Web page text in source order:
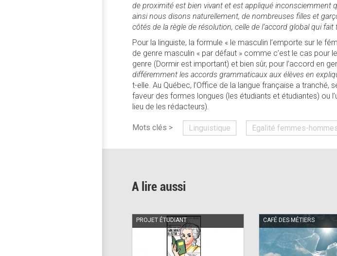
de proximité est bien vivant et est appliqué inconsciemment
ainsi nous disons naturellement, de nombreuses filles et
côtés de la règle de résolution, celle de l’accord global qui fait
Pour la linguiste, la formule « le masculin l’emporte sur le
de genre masculin « par défaut » comme c’est le cas pour
genre (Dormir est important) et bien sûr, pour l’accord en
différemment les accords grammaticaux aux élèves en
t-elle. Au Québec, l’Office de la langue française a
faveur des formes longues (les étudiants et étudiantes) ou
lieu de les rédacteurs).
Mots clés > Linguistique Egalité femmes-
A lire aussi
PROJET ÉTUDIANT CAFÉ DES MÉTIERS